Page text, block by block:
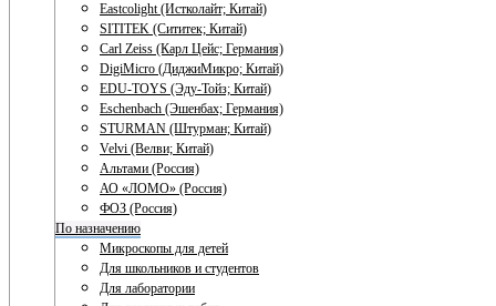
Eastcolight (Истколайт; Китай)
SITITEK (Сититек; Китай)
Carl Zeiss (Карл Цейс; Германия)
DigiMicro (ДиджиМикро; Китай)
EDU-TOYS (Эду-Тойз; Китай)
Eschenbach (Эшенбах; Германия)
STURMAN (Штурман; Китай)
Velvi (Велви; Китай)
Альтами (Россия)
АО «ЛОМО» (Россия)
ФОЗ (Россия)
По назначению
Микроскопы для детей
Для школьников и студентов
Для лаборатории